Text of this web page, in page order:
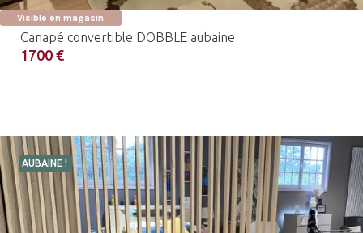
Visible en magasin
Canapé convertible DOBBLE aubaine
1700 €
AUBAINE !